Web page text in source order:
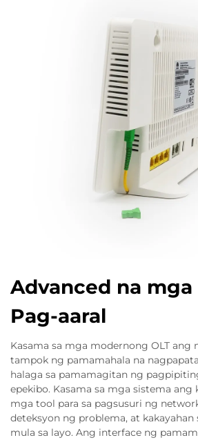
Advanced na mga
Pag-aaral
Kasama sa mga modernong OLT
tampok ng pamamahala na
halaga sa pamamagitan ng
epekibo. Kasama sa mga sistema
mga tool para sa pagsusuri ng
deteksyon ng problema, at kakayahan
mula sa layo. Ang interface ng